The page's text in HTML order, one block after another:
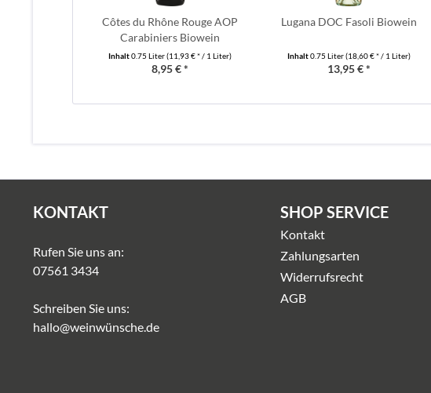
Côtes du Rhône Rouge AOP
Carabiniers Biowein
Inhalt0.75 Liter(11,93 € * / 1 Liter)
8,95 € *
Lugana DOC Fasoli Biowein
Inhalt0.75 Liter(18,60 € * / 1 Liter)
13,95 € *
KONTAKT
Rufen Sie uns an:
07561 3434
Schreiben Sie uns:
hallo@weinwünsche.de
SHOP SERVICE
Kontakt
Zahlungsarten
Widerrufsrecht
AGB